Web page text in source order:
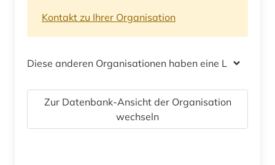
Kontakt zu Ihrer Organisation
Diese anderen Organisationen haben eine Lizenz
Zur Datenbank-Ansicht der Organisation
wechseln